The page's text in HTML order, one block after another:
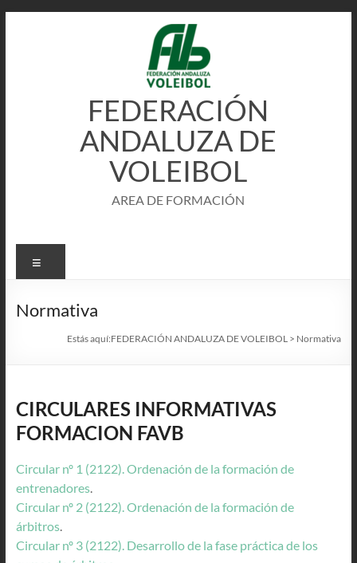
FEDERACIÓN
ANDALUZA DE
VOLEIBOL
AREA DE FORMACIÓN
Normativa
Estás aquí:FEDERACIÓN ANDALUZA DE VOLEIBOL > Normativa
CIRCULARES INFORMATIVAS
FORMACION FAVB
Circular nº 1 (2122). Ordenación de la formación de
entrenadores.
Circular nº 2 (2122). Ordenación de la formación de
árbitros.
Circular nº 3 (2122). Desarrollo de la fase práctica de los